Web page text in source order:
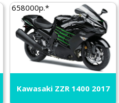
658000р.*
Kawasaki ZZR 1400 2017